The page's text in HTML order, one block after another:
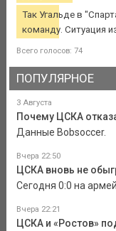
Так Угальде в
команду. Ситуация
Всего голосов: 74
ПОПУЛЯРНОЕ
3 Августа
Почему ЦСКА
Данные Bobsoccer.
Вчера 22:50
ЦСКА вновь не
Сегодня 0:0 на
Вчера 22:21
ЦСКА и «Ростов»